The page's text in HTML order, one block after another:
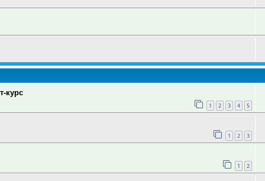
курс
1 2 3 4 5
1 2 3
1 2